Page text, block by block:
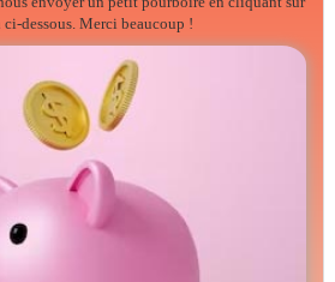
dessous. Merci beaucoup !